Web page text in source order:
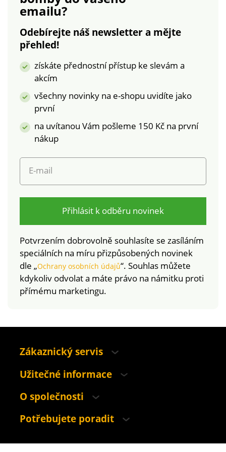
emailu?
Odebírejte náš newsletter a mějte
přehled!
získáte přednostní přístup ke slevám a
akcím
všechny novinky na e-shopu uvidíte jako
první
na uvítanou Vám pošleme 150 Kč na první
nákup
E-mail
Přihlásit k odběru novinek
Potvrzením dobrovolně souhlasíte se zasíláním
speciálních na míru přizpůsobených novinek
dle „Ochrany osobních údajů“. Souhlas můžete
kdykoliv odvolat a máte právo na námitku proti
přímému marketingu.
Zákaznický servis
Užitečné informace
O společnosti
Potřebujete poradit